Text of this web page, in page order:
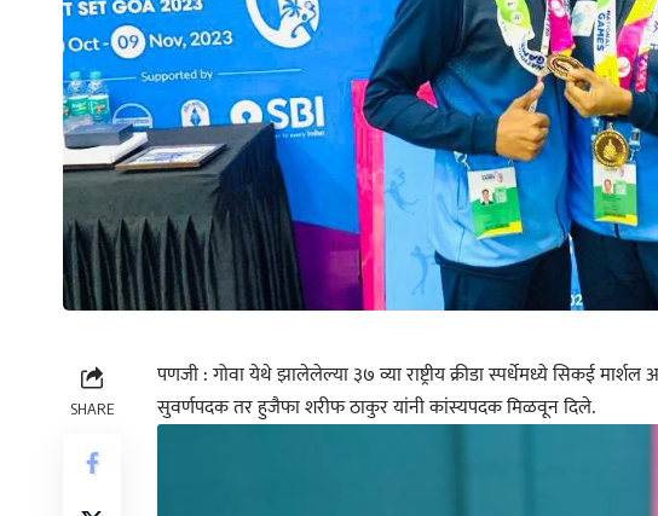
SHARE
पणजी : गोवा येथे झालेलेल्या ३७ व्या राष्ट्रीय क्रीडा स्पर्धेमध्ये सिकई मार्शल
सुवर्णपदक तर हुजैफा शरीफ ठाकुर यांनी कांस्यपदक मिळवून दिले.